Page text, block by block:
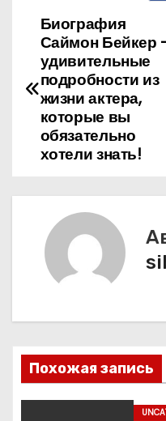
Н
в
а
о
з
Биография
Саймон Бейкер
удивительные
подробности из
жизни актера,
которые вы
обязательно
хотели знать!
Похожая запись